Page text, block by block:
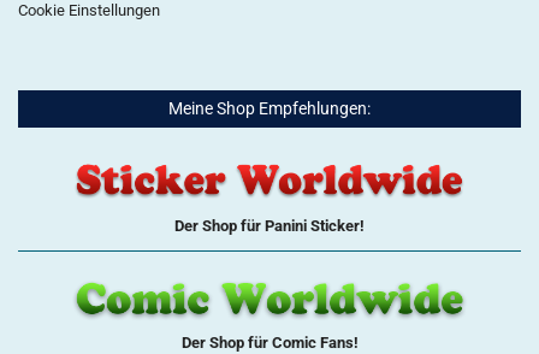
Cookie Einstellungen
Meine Shop Empfehlungen:
Der Shop für Panini Sticker!
Der Shop für Comic Fans!